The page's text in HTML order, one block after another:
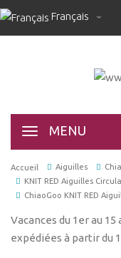
Français
MENU
Accueil Aiguilles
KNIT RED Aiguilles
ChiaoGoo KNIT RED
Vacances du 1er au
expédiées à partir du